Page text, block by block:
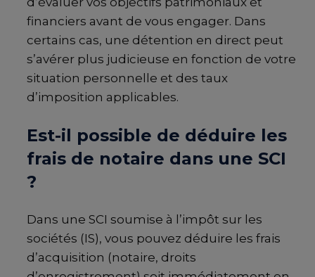
financiers avant de vous engager. Dans
certains cas, une détention en direct peut
s’avérer plus judicieuse en fonction de votre
situation personnelle et des taux
d’imposition applicables.
Est-il possible de déduire les
frais de notaire dans une SCI
?
Dans une SCI soumise à l’impôt sur les
sociétés (IS), vous pouvez déduire les frais
d’acquisition (notaire, droits